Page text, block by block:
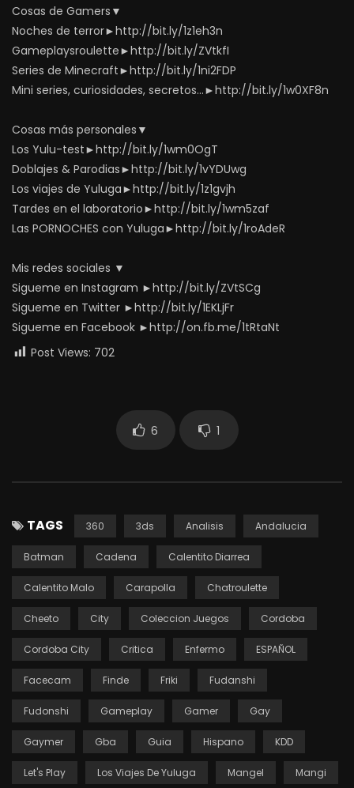
Cosas de Gamers▼
Noches de terror►http://bit.ly/1z1eh3n
Gameplaysroulette►http://bit.ly/ZVtkfI
Series de Minecraft►http://bit.ly/1ni2FDP
Mini series, curiosidades, secretos…►http://bit.ly/1w0XF8n
Cosas más personales▼
Los Yulu-test►http://bit.ly/1wm0OgT
Doblajes & Parodias►http://bit.ly/1vYDUwg
Los viajes de Yuluga►http://bit.ly/1z1gvjh
Tardes en el laboratorio►http://bit.ly/1wm5zaf
Las PORNOCHES con Yuluga►http://bit.ly/1roAdeR
Mis redes sociales ▼
Sigueme en Instagram ►http://bit.ly/ZVtSCg
Sigueme en Twitter ►http://bit.ly/1EKLjFr
Sigueme en Facebook ►http://on.fb.me/1tRtaNt
Post Views: 702
6 1
TAGS 360 3ds Analisis Andalucia
Batman Cadena Calentito Diarrea
Calentito Malo Carapolla Chatroulette
Cheeto City Coleccion Juegos Cordoba
Cordoba City Critica Enfermo ESPAÑOL
Facecam Finde Friki Fudanshi
Fudonshi Gameplay Gamer Gay
Gaymer Gba Guia Hispano KDD
Let's Play Los Viajes De Yuluga Mangel Mangi